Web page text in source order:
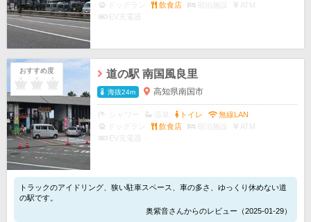
ドッグラン
飲食店 宿泊施設
ATM
EV充電器
おすすめ度 道の駅 南国風良里
海抜24m 高知県南国市
トイレ
無線LAN
ドッグラン
飲食店 宿泊施設
ATM
EV充電器
トラックのアイドリング、狭い駐車スペース、車の多さ、ゆっくり休めない道
の駅です。
奥紫音さんからのレビュー（2025-01-29）